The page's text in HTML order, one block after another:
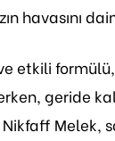
havasını
etkili
geride
Nikfaff Melek,